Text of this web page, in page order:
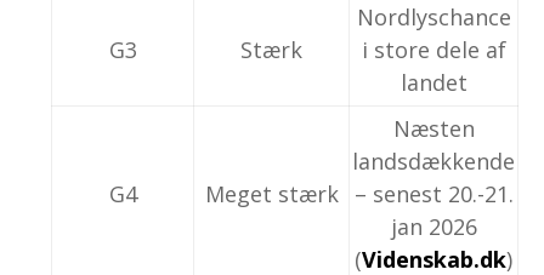
G3 Stærk
Nordlyschance
i store dele af
landet
G4 Meget stærk
Næsten
landsdækkende
– senest 20.-21.
jan 2026
(Videnskab.dk)